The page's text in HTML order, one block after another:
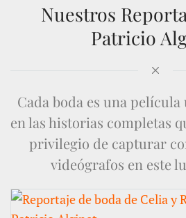
Nuestros
Patricio
Cada boda es una
en las historias completas
privilegio de capturar
videógrafos en este